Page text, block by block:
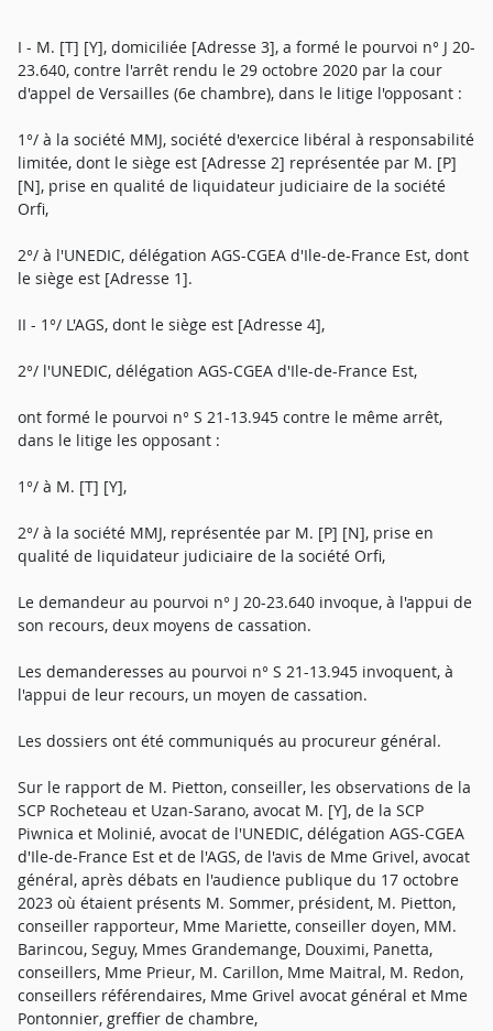
I - M. [T] [Y], domiciliée [Adresse 3], a formé le pourvoi n° J 20-
23.640, contre l'arrêt rendu le 29 octobre 2020 par la cour
d'appel de Versailles (6e chambre), dans le litige l'opposant :
1°/ à la société MMJ, société d'exercice libéral à responsabilité
limitée, dont le siège est [Adresse 2] représentée par M. [P]
[N], prise en qualité de liquidateur judiciaire de la société
Orfi,
2°/ à l'UNEDIC, délégation AGS-CGEA d'Ile-de-France Est, dont
le siège est [Adresse 1].
II - 1°/ L'AGS, dont le siège est [Adresse 4],
2°/ l'UNEDIC, délégation AGS-CGEA d'Ile-de-France Est,
ont formé le pourvoi n° S 21-13.945 contre le même arrêt,
dans le litige les opposant :
1°/ à M. [T] [Y],
2°/ à la société MMJ, représentée par M. [P] [N], prise en
qualité de liquidateur judiciaire de la société Orfi,
Le demandeur au pourvoi n° J 20-23.640 invoque, à l'appui de
son recours, deux moyens de cassation.
Les demanderesses au pourvoi n° S 21-13.945 invoquent, à
l'appui de leur recours, un moyen de cassation.
Les dossiers ont été communiqués au procureur général.
Sur le rapport de M. Pietton, conseiller, les observations de la
SCP Rocheteau et Uzan-Sarano, avocat M. [Y], de la SCP
Piwnica et Molinié, avocat de l'UNEDIC, délégation AGS-CGEA
d'Ile-de-France Est et de l'AGS, de l'avis de Mme Grivel, avocat
général, après débats en l'audience publique du 17 octobre
2023 où étaient présents M. Sommer, président, M. Pietton,
conseiller rapporteur, Mme Mariette, conseiller doyen, MM.
Barincou, Seguy, Mmes Grandemange, Douximi, Panetta,
conseillers, Mme Prieur, M. Carillon, Mme Maitral, M. Redon,
conseillers référendaires, Mme Grivel avocat général et Mme
Pontonnier, greffier de chambre,